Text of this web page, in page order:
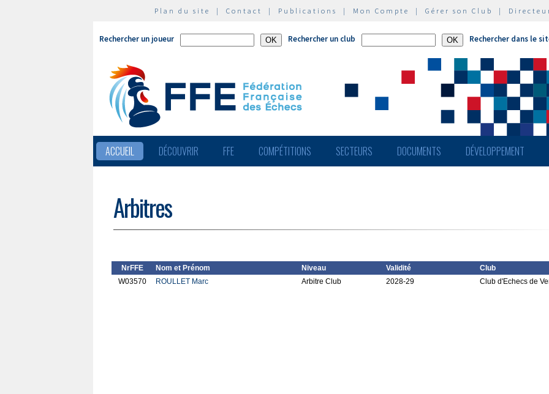
Plan du site | Contact | Publications | Mon Compte | Gérer son Club |
Rechercher un joueur Rechercher un club Rechercher dans le
ACCUEIL DÉCOUVRIR FFE COMPÉTITIONS SECTEURS DOCUMENTS DÉVELOPPEMENT
Arbitres
NrFFE Nom et Prénom Niveau Validité
Club
W03570
ROULLET Marc Arbitre Club 2028-29 Club d'Echecs de